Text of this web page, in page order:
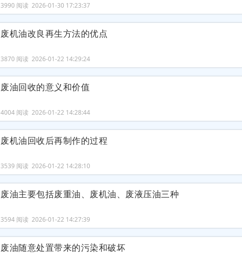
3990 阅读 2026-01-30 17:23:37
废机油改良再生方法的优点
3870 阅读 2026-01-22 14:29:24
废油回收的意义和价值
4004 阅读 2026-01-22 14:28:44
废机油回收后再制作的过程
3539 阅读 2026-01-22 14:28:10
废油主要包括废重油、废机油、废液压油三种
3594 阅读 2026-01-22 14:27:39
废油随意处置带来的污染和破坏